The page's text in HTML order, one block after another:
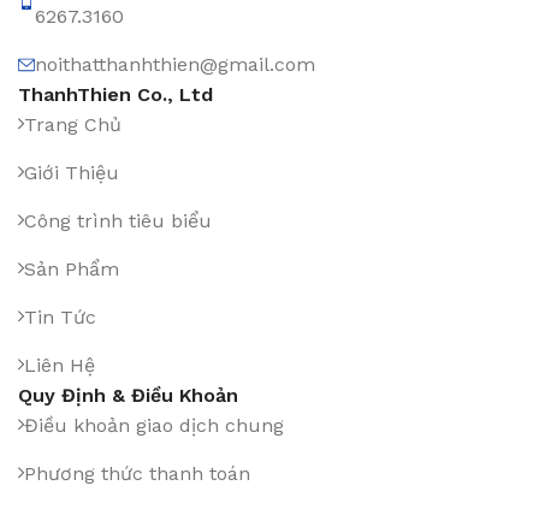
6267.3160
noithatthanhthien@gmail.com
ThanhThien Co., Ltd
Trang Chủ
Giới Thiệu
Công trình tiêu biểu
Sản Phẩm
Tin Tức
Liên Hệ
Quy Định & Điều Khoản
Điều khoản giao dịch chung
Phương thức thanh toán